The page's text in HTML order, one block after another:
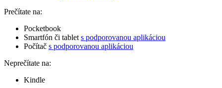
Prečítate na:
Pocketbook
Smartfón či tablet s podporovanou aplikáciou
Počítač s podporovanou aplikáciou
Neprečítate na:
Kindle